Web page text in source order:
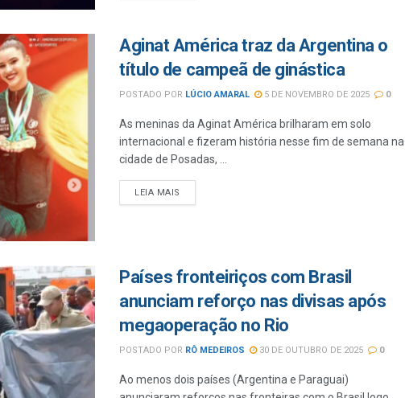
Aginat América traz da Argentina o
título de campeã de ginástica
POSTADO POR LÚCIO AMARAL 5 DE NOVEMBRO DE 2025 0
As meninas da Aginat América brilharam em solo
internacional e fizeram história nesse fim de semana na
cidade de Posadas, ...
LEIA MAIS
Países fronteiriços com Brasil
anunciam reforço nas divisas após
megaoperação no Rio
POSTADO POR RÔ MEDEIROS 30 DE OUTUBRO DE 2025 0
Ao menos dois países (Argentina e Paraguai)